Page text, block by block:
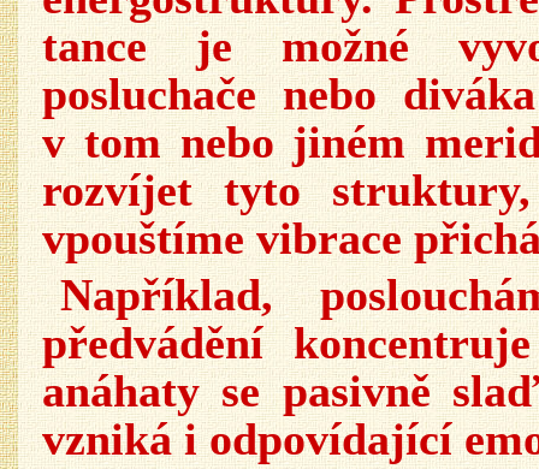
tance je možné
posluchače nebo
v tom nebo jiném
rozvíjet tyto
vpouštíme vibrace
Například,
předvádění
anáhaty se pasivně
vzniká i odpovídající